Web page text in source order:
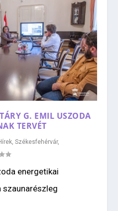
G. EMIL USZODA
TERVÉT
,Székesfehérvár,
energetikai
szaunarészleg